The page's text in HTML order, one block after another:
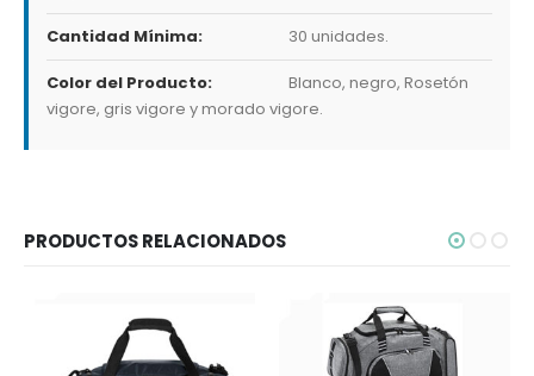
Cantidad Mínima: 30 unidades.
Color del Producto:
Blanco, negro, Rosetón
vigore, gris vigore y morado vigore.
PRODUCTOS RELACIONADOS